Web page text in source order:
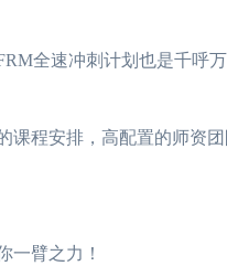
全速冲刺计划也是千呼
课程安排，高配置的师资
一臂之力！